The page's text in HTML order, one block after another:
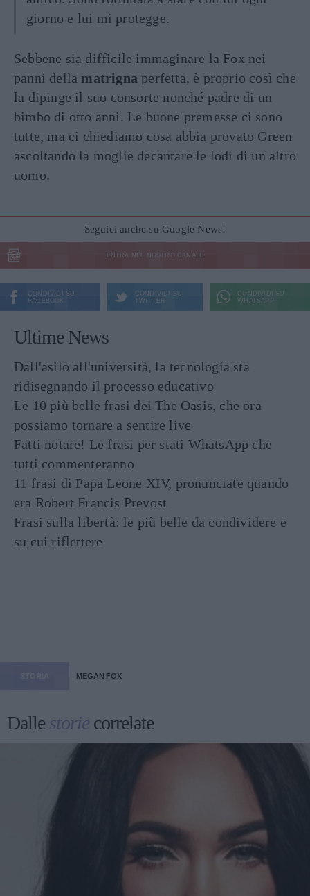
giorno e lui mi protegge.
Sebbene sia difficile immaginare la Fox nei
panni della matrigna perfetta, è proprio così che
la dipinge il suo consorte nonché padre di un
bimbo di otto anni. Le buone premesse ci sono
tutte, ma ci chiediamo cosa abbia provato Green
ascoltando la moglie decantare le lodi di un altro
uomo.
Seguici anche su Google News!
ENTRA NEL NOSTRO CANALE
CONDIVIDI SU
FACEBOOK
CONDIVIDI SU
TWITTER
CONDIVIDI SU
WHATSAPP
Ultime News
Dall'asilo all'università, la tecnologia sta
ridisegnando il processo educativo
Le 10 più belle frasi dei The Oasis, che ora
possiamo tornare a sentire live
Fatti notare! Le frasi per stati WhatsApp che
tutti commenteranno
11 frasi di Papa Leone XIV, pronunciate quando
era Robert Francis Prevost
Frasi sulla libertà: le più belle da condividere e
su cui riflettere
MEGAN FOX
Dallestorie correlate